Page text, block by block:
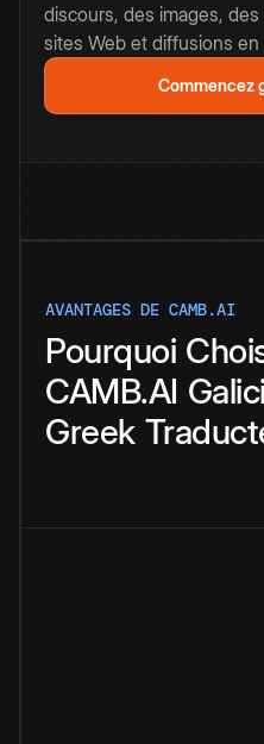
discours, des images,
sites Web et diffusions en
Commencez
AVANTAGES DE CAMB.AI
Pourquoi
CAMB.AI
Greek